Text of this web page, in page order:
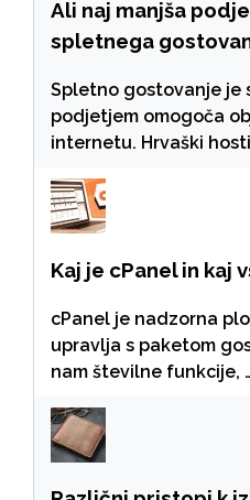
Ali naj manjša
spletnega
Spletno gostovanje je
podjetjem omogoča
internetu. Hrvaški
Kaj je cPanel in kaj
cPanel je nadzorna
upravlja s paketom
nam številne funkcije,